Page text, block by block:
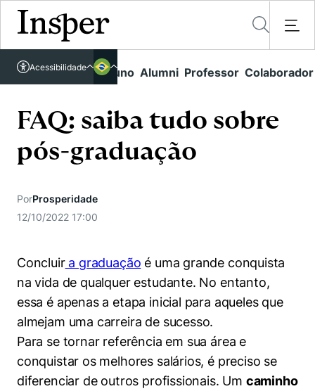
Links rápidos Aluno Alumni Professor Colaborador
Acessibilidade
Acessível em libras
Vestibular
Graduação
Educação Executiva
Quem Somos
O Insper
Internacional
Núcleo de Carreiras
Hub de Inovação e Empreendedorismo
Como funciona
Prêmio Duda Ermírio de Moraes
Como funciona
Resolução Eficaz de Problemas
Women in Action
Trabalhe conosco
Sala de Imprensa
Comunidade Transforme
Projetos Sociais
Pesquisa no Insper
Cátedras
Centro de Dados e IA
Biblioteca Telles
Repositório Institucional
Conteúdos
Carreiras e Cursos
Eventos
Newsletters
Notícias
Youtube
Unidades Acadêmicas
Gestão e Economia
Engenharia e Ciência da Computação
Direito
Corpo Docente
Busca por docentes
Áreas de Conhecimento
Prêmios de Excelência
Fale Conosco
Atendimento
FAQ: saiba tudo sobre
pós-graduação
PorProsperidade
12/10/2022 17:00
Concluira graduação é uma grande conquista
na vida de qualquer estudante. No entanto,
essa é apenas a etapa inicial para aqueles que
almejam uma carreira de sucesso.
Para se tornar referência em sua área e
conquistar os melhores salários, é preciso se
diferenciar de outros profissionais. Um caminho